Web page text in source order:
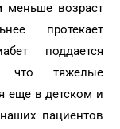
меньше возраст
протекает
поддается
что тяжелые
еще в детском и
пациентов